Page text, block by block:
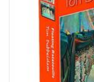
REGISTREREN